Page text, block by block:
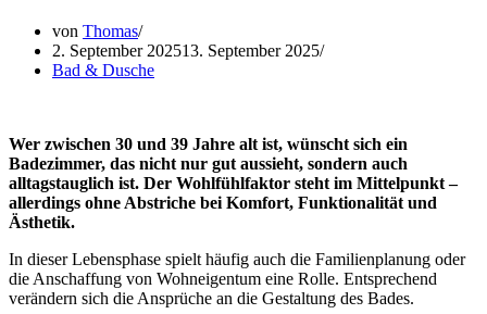
von Thomas
2. September 202513. September 2025
Bad & Dusche
Wer zwischen 30 und 39 Jahre alt ist, wünscht sich ein
Badezimmer, das nicht nur gut aussieht, sondern auch
alltagstauglich ist. Der Wohlfühlfaktor steht im Mittelpunkt –
allerdings ohne Abstriche bei Komfort, Funktionalität und
Ästhetik.
In dieser Lebensphase spielt häufig auch die Familienplanung oder
die Anschaffung von Wohneigentum eine Rolle. Entsprechend
verändern sich die Ansprüche an die Gestaltung des Bades.